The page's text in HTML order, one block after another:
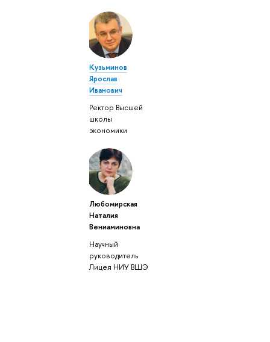
Кузьминов
Ярослав
Иванович
Ректор Высшей
школы
экономики
Любомирская
Наталия
Вениаминовна
Научный
руководитель
Лицея НИУ ВШЭ